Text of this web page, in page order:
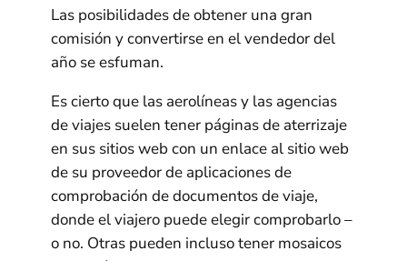
Las posibilidades de obtener una gran
comisión y convertirse en el vendedor del
año se esfuman.
Es cierto que las aerolíneas y las agencias
de viajes suelen tener páginas de aterrizaje
en sus sitios web con un enlace al sitio web
de su proveedor de aplicaciones de
comprobación de documentos de viaje,
donde el viajero puede elegir comprobarlo –
o no. Otras pueden incluso tener mosaicos